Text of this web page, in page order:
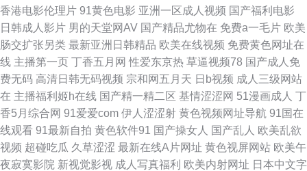
人综合 亚洲欧美成人AAA 97在线观看超碰香蕉 久草在线网 在线不卡的AV网
址 97黄色电影院 老湿福午夜 91精品免费视频在线观看 九九热精品一区 一本
道夜夜干 91性生活视频 久久中文字幕懂色网 亚洲AV先锋 91探花在线观看按
摩 海角社区巨乳 91高清免费观看在线 九九这里有精品视频 影音先锋av成人
电影 95色色 久久大香蕉一区 午夜国产精品小福利 91视频网址 国产自拍三级
香港电影伦理片 91黄色电影 亚洲一区成人视频 国产福利电影
日韩成人影片 男的天堂网AV 国产精品尤物在 免费a一毛片 欧美
肠交扩张另类 最新亚洲日韩精品 欧美在线视频 免费黄色网址在
线 主播第一页 丁香五月网 性爱东京热 草逼视频78 国产成人免
费无码 高清日韩无码视频 宗和网五月天 日b视频 成人三级网站
在 主播福利姬h在线 国产精一精二区 基情涩涩网 51漫画成人 丁
香5月综合网 91爱爱com 伊人涩涩射 黄色视频网址导航 91国在
线观看 91最新自拍 黄色软件91 国产操女人 国产乱人 欧美乱欲
视频 超碰吃瓜 久草涩涩 最新在线A片网址 黄色视屏网站 欧美午
夜寂寞影院 新视觉影视 成人写真福利 欧美内射网址 日本中文字